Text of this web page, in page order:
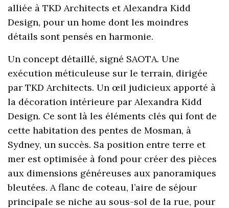
alliée à TKD Architects et Alexandra Kidd
Design, pour un home dont les moindres
détails sont pensés en harmonie.
Un concept détaillé, signé SAOTA. Une
exécution méticuleuse sur le terrain, dirigée
par TKD Architects. Un œil judicieux apporté à
la décoration intérieure par Alexandra Kidd
Design. Ce sont là les éléments clés qui font de
cette habitation des pentes de Mosman, à
Sydney, un succès. Sa position entre terre et
mer est optimisée à fond pour créer des pièces
aux dimensions généreuses aux panoramiques
bleutées. A flanc de coteau, l’aire de séjour
principale se niche au sous-sol de la rue, pour